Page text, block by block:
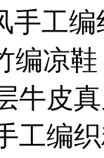
手工
编凉鞋
牛皮
工编